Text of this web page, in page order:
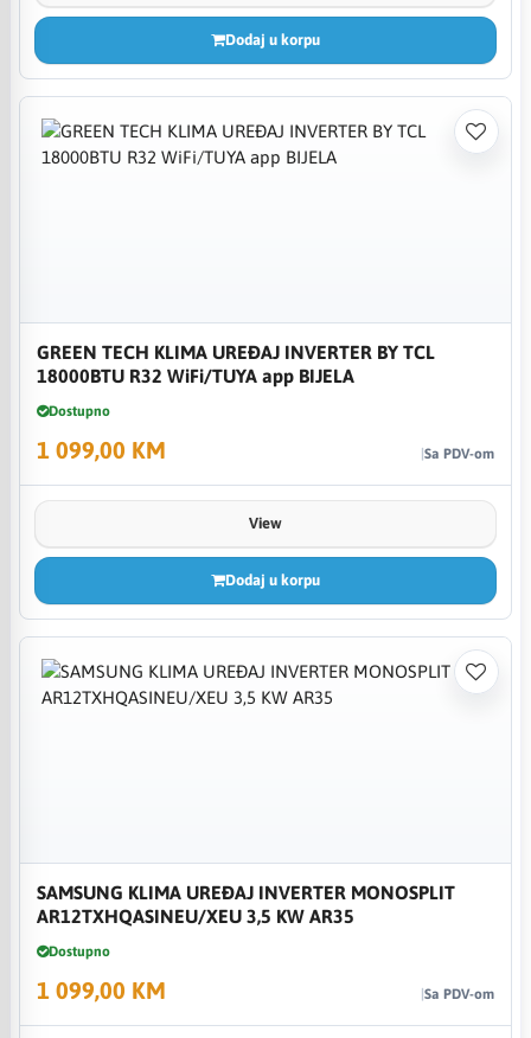
Dodaj u korpu
GREEN TECH KLIMA UREĐAJ INVERTER BY TCL
18000BTU R32 WiFi/TUYA app BIJELA
Dostupno
1 099,00 KM Sa PDV-om
View
Dodaj u korpu
SAMSUNG KLIMA UREĐAJ INVERTER MONOSPLIT
AR12TXHQASINEU/XEU 3,5 KW AR35
Dostupno
1 099,00 KM Sa PDV-om